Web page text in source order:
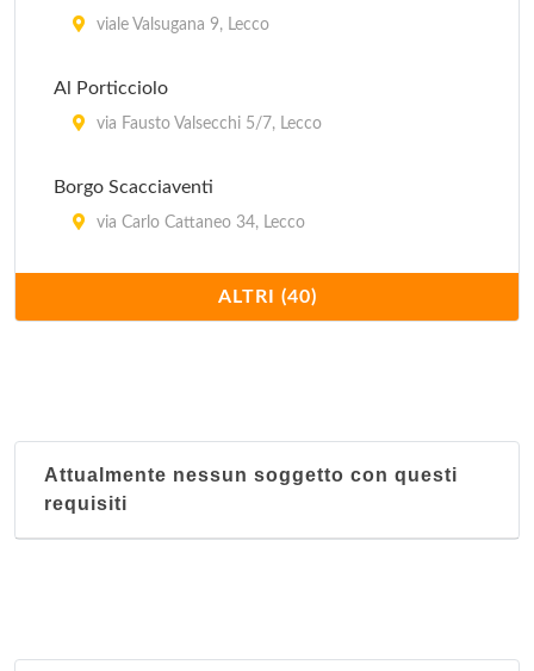
viale Valsugana 9, Lecco
Al Porticciolo
via Fausto Valsecchi 5/7, Lecco
Borgo Scacciaventi
via Carlo Cattaneo 34, Lecco
via Dante Alighieri 18, Oggiono
Cascina Edvige
ALTRI (40)
Attualmente nessun soggetto con questi
requisiti